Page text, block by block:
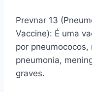
Prevnar 13
Vaccine): É uma
por
pneumonia,
graves.